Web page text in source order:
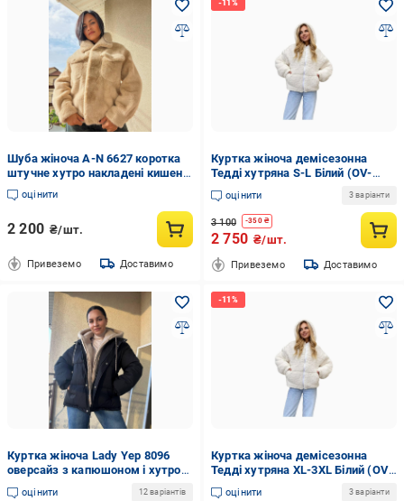
Шуба жіноча A-N 6627 коротка
штучне хутро накладені кишені
кнопки на резинці OS Бежевий
(2736)
оцінити
2 200 ₴/шт.
Привеземо Доставимо
Куртка жіноча демісезонна
Тедді хутряна S-L Білий (OV-
7144BI-S-L)
оцінити 3 варіанти
3 100 -350₴
2 750 ₴/шт.
Привеземо Доставимо
Куртка жіноча Lady Yep 8096
оверсайз з капюшоном і хутром
тедді р. 44 Чорний (3000)
оцінити 12 варіантів
Куртка жіноча демісезонна
Тедді хутряна XL-3XL Білий (OV-
7144BI-XL-3XL)
оцінити 3 варіанти